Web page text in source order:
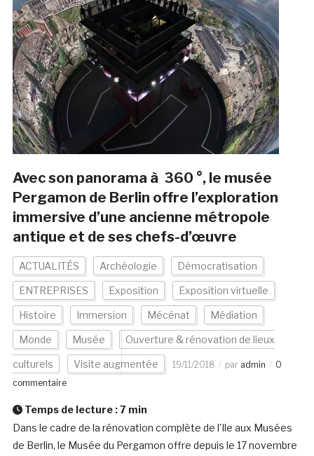
Avec son panorama à 360 °, le musée
Pergamon de Berlin offre l’exploration
immersive d’une ancienne métropole
antique et de ses chefs-d’œuvre
ACTUALITÉS Archéologie Démocratisation
ENTREPRISES Exposition Exposition virtuelle
Histoire Immersion Mécénat Médiation
Monde Musée Ouverture & rénovation de lieux
culturels Visite augmentée 19/11/2018 par admin
0
commentaire
Temps de lecture :7 min
Dans le cadre de la rénovation complète de l’Ile aux Musées
de Berlin, le Musée du Pergamon offre depuis le 17 novembre